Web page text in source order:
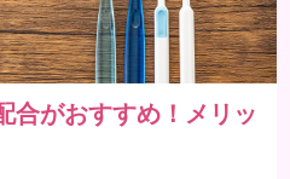
合がおすすめ！メリッ